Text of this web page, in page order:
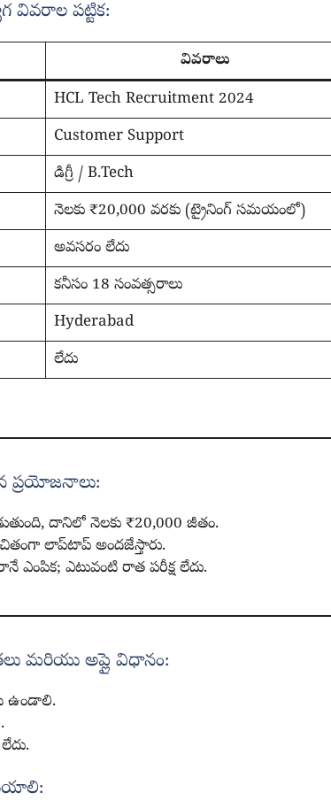
వివరాల పట్టిక:
వివరాలు
HCL Tech Recruitment 2024
Customer Support
డిగ్రీ / B.Tech
నెలకు ₹20,000 వరకు (ట్రైనింగ్ సమయంలో)
అవసరం లేదు
కనీసం 18 సంవత్సరాలు
Hyderabad
లేదు
ప్రయోజనాలు:
దానిలో నెలకు ₹20,000 జీతం.
లాప్‌టాప్ అందజేస్తారు.
ఎంపిక; ఎటువంటి రాత పరీక్ష లేదు.
మరియు అప్లై విధానం:
ఉండాలి.